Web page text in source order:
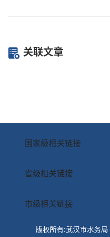
关联文章
国家级相关链接
省级相关链接
市级相关链接
版权所有:武汉市水务局